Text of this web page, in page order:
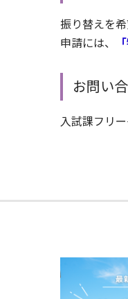
振り替えを
申請には、
お問い
入試課フリ